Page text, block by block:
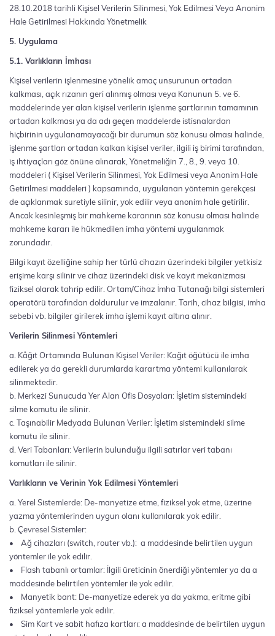
28.10.2018 tarihli Kişisel Verilerin Silinmesi, Yok Edilmesi Veya Anonim
Hale Getirilmesi Hakkında Yönetmelik
5. Uygulama
5.1. Varlıkların İmhası
Kişisel verilerin işlenmesine yönelik amaç unsurunun ortadan
kalkması, açık rızanın geri alınmış olması veya Kanunun 5. ve 6.
maddelerinde yer alan kişisel verilerin işlenme şartlarının tamamının
ortadan kalkması ya da adı geçen maddelerde istisnalardan
hiçbirinin uygulanamayacağı bir durumun söz konusu olması halinde,
işlenme şartları ortadan kalkan kişisel veriler, ilgili iş birimi tarafından,
iş ihtiyaçları göz önüne alınarak, Yönetmeliğin 7., 8., 9. veya 10.
maddeleri ( Kişisel Verilerin Silinmesi, Yok Edilmesi veya Anonim Hale
Getirilmesi maddeleri ) kapsamında, uygulanan yöntemin gerekçesi
de açıklanmak suretiyle silinir, yok edilir veya anonim hale getirilir.
Ancak kesinleşmiş bir mahkeme kararının söz konusu olması halinde
mahkeme kararı ile hükmedilen imha yöntemi uygulanmak
zorundadır.
Bilgi kayıt özelliğine sahip her türlü cihazın üzerindeki bilgiler yetkisiz
erişime karşı silinir ve cihaz üzerindeki disk ve kayıt mekanizması
fiziksel olarak tahrip edilir. Ortam/Cihaz İmha Tutanağı bilgi sistemleri
operatörü tarafından doldurulur ve imzalanır. Tarih, cihaz bilgisi, imha
sebebi vb. bilgiler girilerek imha işlemi kayıt altına alınır.
Verilerin Silinmesi Yöntemleri
a. Kâğıt Ortamında Bulunan Kişisel Veriler: Kağıt öğütücü ile imha
edilerek ya da gerekli durumlarda karartma yöntemi kullanılarak
silinmektedir.
b. Merkezi Sunucuda Yer Alan Ofis Dosyaları: İşletim sistemindeki
silme komutu ile silinir.
c. Taşınabilir Medyada Bulunan Veriler: İşletim sistemindeki silme
komutu ile silinir.
d. Veri Tabanları: Verilerin bulunduğu ilgili satırlar veri tabanı
komutları ile silinir.
Varlıkların ve Verinin Yok Edilmesi Yöntemleri
a. Yerel Sistemlerde: De-manyetize etme, fiziksel yok etme, üzerine
yazma yöntemlerinden uygun olanı kullanılarak yok edilir.
b. Çevresel Sistemler:
• Ağ cihazları (switch, router vb.): a maddesinde belirtilen uygun
yöntemler ile yok edilir.
• Flash tabanlı ortamlar: İlgili üreticinin önerdiği yöntemler ya da a
maddesinde belirtilen yöntemler ile yok edilir.
• Manyetik bant: De-manyetize ederek ya da yakma, eritme gibi
fiziksel yöntemlerle yok edilir.
• Sim Kart ve sabit hafıza kartları: a maddesinde de belirtilen uygun